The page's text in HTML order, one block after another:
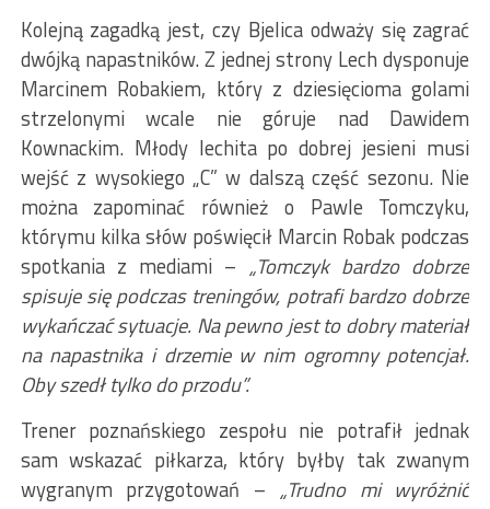
Kolejną zagadką jest, czy Bjelica odważy się zagrać
dwójką napastników. Z jednej strony Lech dysponuje
Marcinem Robakiem, który z dziesięcioma golami
strzelonymi wcale nie góruje nad Dawidem
Kownackim. Młody lechita po dobrej jesieni musi
wejść z wysokiego „C” w dalszą część sezonu. Nie
można zapominać również o Pawle Tomczyku,
którymu kilka słów poświęcił Marcin Robak podczas
spotkania z mediami – „Tomczyk bardzo dobrze
spisuje się podczas treningów, potrafi bardzo dobrze
wykańczać sytuacje. Na pewno jest to dobry materiał
na napastnika i drzemie w nim ogromny potencjał.
Oby szedł tylko do przodu”.
Trener poznańskiego zespołu nie potrafił jednak
sam wskazać piłkarza, który byłby tak zwanym
wygranym przygotowań – „Trudno mi wyróżnić